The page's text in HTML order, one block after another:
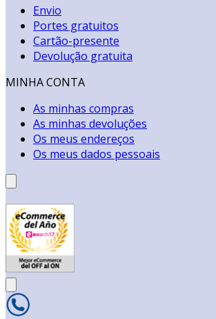
Envio
Portes gratuitos
Cartão-presente
Devolução gratuita
MINHA CONTA
As minhas compras
As minhas devoluções
Os meus endereços
Os meus dados pessoais